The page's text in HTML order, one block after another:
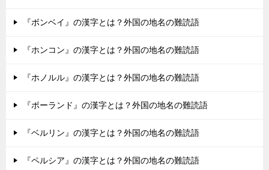
『ボンベイ』の漢字とは？外国の地名の難読語
『ホンコン』の漢字とは？外国の地名の難読語
『ホノルル』の漢字とは？外国の地名の難読語
『ポーランド』の漢字とは？外国の地名の難読語
『ベルリン』の漢字とは？外国の地名の難読語
『ペルシア』の漢字とは？外国の地名の難読語